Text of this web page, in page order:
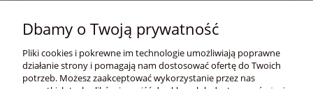
Pomoc
Moje konto
Dbamy o Twoją prywatność
Pliki cookies i pokrewne im technologie umożliwiają poprawne
działanie strony i pomagają nam dostosować ofertę do Twoich
potrzeb. Możesz zaakceptować wykorzystanie przez nas